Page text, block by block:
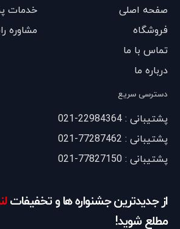
صفحه اصلی
فروشگاه
تماس با ما
درباره ما
خدمات
مشاوره
دسترسی سریع
پشتیبانی : 22984364-021
پشتیبانی : 77287462-021
پشتیبانی : 77827150-021
از جدیدترین جشنواره ها و تخفیفات
مطلع شوید!